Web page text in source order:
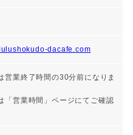
dacafe.com
業終了時間の30分前になりま
「営業時間」ページにてご確認